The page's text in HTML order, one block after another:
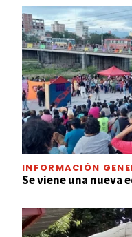
INFORMACIÓN
Se viene una nueva